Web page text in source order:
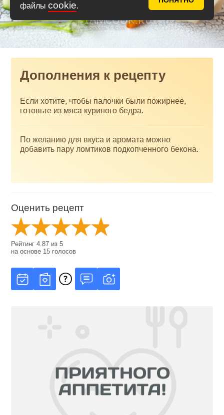
файлы cookie.
Дополнения к рецепту
Если хотите, чтобы палочки были пожирнее,
готовьте из мяса куриного бедра.
По желанию для вкуса и аромата можно
добавить пару ломтиков подкопченного бекона.
Оценить рецепт
Рейтинг4.87 из5
на основе 15 голосов